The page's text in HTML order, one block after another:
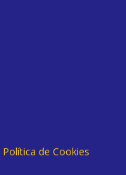
Política de Cookies